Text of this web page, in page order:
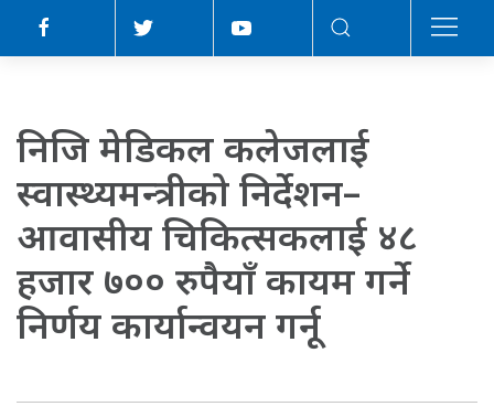
निजि मेडिकल कलेजलाई
स्वास्थ्यमन्त्रीको निर्देशन–
आवासीय चिकित्सकलाई ४८
हजार ७०० रुपैयाँ कायम गर्ने
निर्णय कार्यान्वयन गर्नू